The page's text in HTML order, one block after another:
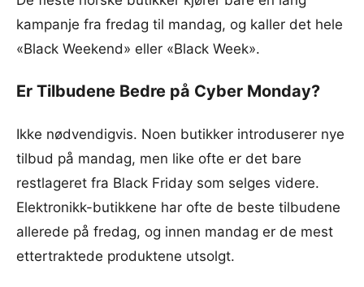
kampanje fra fredag til mandag, og kaller det hele
«Black Weekend» eller «Black Week».
Er Tilbudene Bedre på Cyber Monday?
Ikke nødvendigvis. Noen butikker introduserer nye
tilbud på mandag, men like ofte er det bare
restlageret fra Black Friday som selges videre.
Elektronikk-butikkene har ofte de beste tilbudene
allerede på fredag, og innen mandag er de mest
ettertraktede produktene utsolgt.